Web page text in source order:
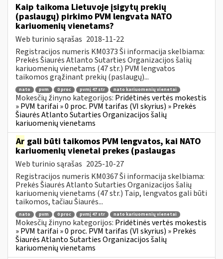
Kaip taikoma Lietuvoje įsigytų prekių
(paslaugų) pirkimo PVM lengvata NATO
kariuomenių vienetams?
Web turinio sąrašas 2018-11-22
Registracijos numeris KM0373 Ši informacija skelbiama:
Prekės Šiaurės Atlanto Sutarties Organizacijos šalių
kariuomenių vienetams (47 str.) PVM lengvatos
taikomos grąžinant prekių (paslaugų)...
nato pvm 0 proc pvmį 47 str nato kariuomenių vienetai
Mokesčių žinyno kategorijos: Pridėtinės vertės mokestis
» PVM tarifai » 0 proc. PVM tarifas (VI skyrius) » Prekės
Šiaurės Atlanto Sutarties Organizacijos šalių
kariuomenių vienetams
Ar gali būti taikomos PVM lengvatos, kai NATO
kariuomenių vienetai prekes (paslaugas
Web turinio sąrašas 2025-10-27
Registracijos numeris KM0367 Ši informacija skelbiama:
Prekės Šiaurės Atlanto Sutarties Organizacijos šalių
kariuomenių vienetams (47 str.) Taip, lengvatos gali būti
taikomos, tačiau Šiaurės...
nato pvm 0 proc pvmį 47 str nato kariuomenių vienetai
Mokesčių žinyno kategorijos: Pridėtinės vertės mokestis
» PVM tarifai » 0 proc. PVM tarifas (VI skyrius) » Prekės
Šiaurės Atlanto Sutarties Organizacijos šalių
kariuomenių vienetams